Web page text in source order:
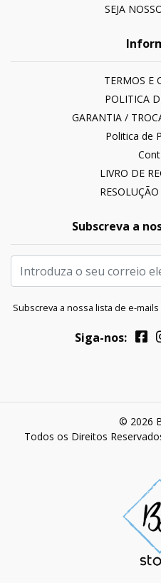
SEJA
TERMOS E
POLITICA
GARANTIA /
Politica de
LIVRO DE
Subscreva a
Subscreva a nossa lista de e-
Siga-nos:
© 2026
Todos os Direitos